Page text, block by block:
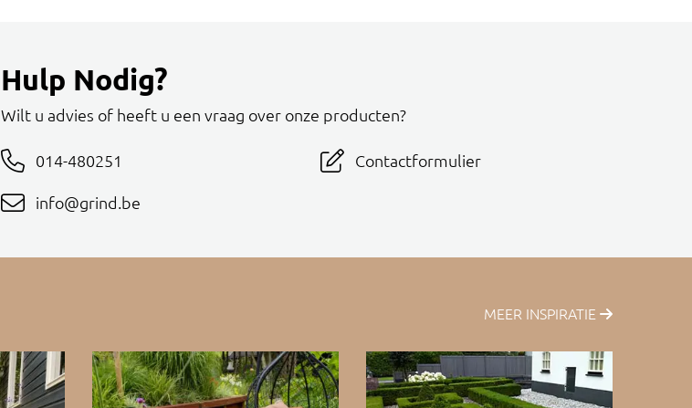
Hulp Nodig?
Wilt u advies of heeft u een vraag over onze producten?
014-480251
info@grind.be
Contactformulier
MEER INSPIRATIE